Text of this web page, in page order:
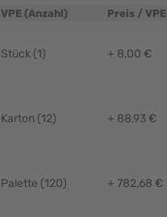
VPE (Anzahl) Preis / VPE
Stück (1) + 8,00 €
Karton (12) + 88,93 €
Palette (120) + 782,68 €